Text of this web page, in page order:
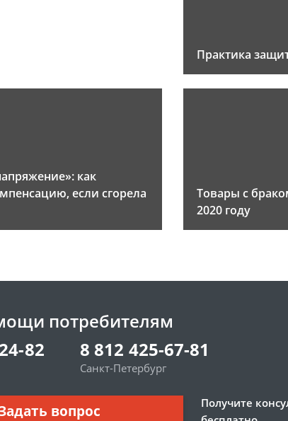
Практика
как
если сгорела
Товары с
2020 году
потребителям
82
8 812 425-67-81
Санкт-Петербург
вопрос
Получите